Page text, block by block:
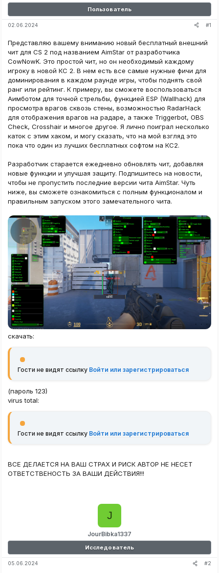
Пользователь
02.06.2024 #1
Представляю вашему вниманию новый бесплатный внешний
чит для CS 2 под названием AimStar от разработчика
CowNowK. Это простой чит, но он необходимый каждому
игроку в новой КС 2. В нем есть все самые нужные фичи для
доминирования в каждом раунде игры, чтобы поднять свой
ранг или рейтинг. К примеру, вы сможете воспользоваться
Аимботом для точной стрельбы, функцией ESP (Wallhack) для
просмотра врагов сквозь стены, возможностью RadarHack
для отображения врагов на радаре, а также Triggerbot, OBS
Check, Crosshair и многое другое. Я лично поиграл несколько
каток с этим хаком, и могу сказать, что на мой взгляд это
пока что один из лучших бесплатных софтом на КС2.
Разработчик старается ежедневно обновлять чит, добавляя
новые функции и улучшая защиту. Подпишитесь на новости,
чтобы не пропустить последние версии чита AimStar. Чуть
ниже, вы сможете ознакомиться с полным функционалом и
правильным запуском этого замечательного чита.
скачать:
Гости не видят ссылку Войти или зарегистрироваться
(пароль 123)
virus total:
Гости не видят ссылку Войти или зарегистрироваться
ВСЕ ДЕЛАЕТСЯ НА ВАШ СТРАХ И РИСК АВТОР НЕ НЕСЕТ
ОТВЕТСТВЕНОСТЬ ЗА ВАШИ ДЕЙСТВИЯ!!!
JourBibka1337
J
Исследователь
05.06.2024 #2